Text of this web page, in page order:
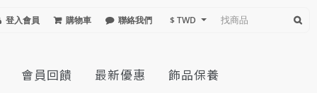
登入會員 購物車 聯絡我們 $ TWD
會員回饋 最新優惠 飾品保養